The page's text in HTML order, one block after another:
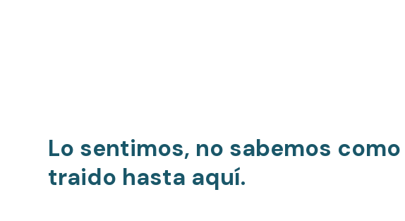
Lo sentimos, no sabemos
traido hasta aquí.